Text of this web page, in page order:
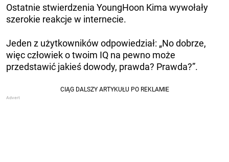
Ostatnie stwierdzenia YoungHoon Kima wywołały
szerokie reakcje w internecie.
Jeden z użytkowników odpowiedział: „No dobrze,
więc człowiek o twoim IQ na pewno może
przedstawić jakieś dowody, prawda? Prawda?”.